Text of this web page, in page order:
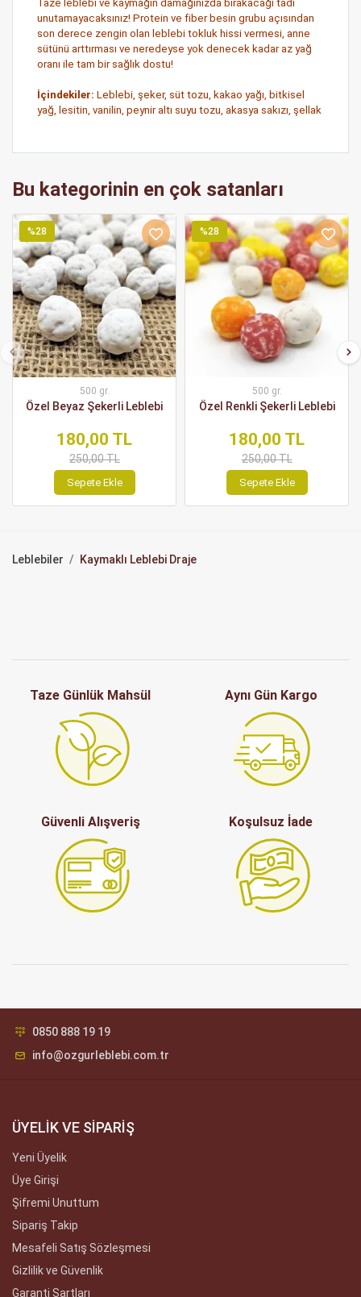
Taze leblebi ve kaymağın damağınızda bırakacağı tadı
unutamayacaksınız! Protein ve fiber besin grubu açısından
son derece zengin olan leblebi tokluk hissi vermesi, anne
sütünü arttırması ve neredeyse yok denecek kadar az yağ
oranı ile tam bir sağlık dostu!
İçindekiler: Leblebi, şeker, süt tozu, kakao yağı, bitkisel
yağ, lesitin, vanilin, peynir altı suyu tozu, akasya sakızı, şellak
Bu kategorinin en çok satanları
%28
500 gr.
Özel Beyaz Şekerli Leblebi
180,00 TL
250,00 TL
Sepete Ekle
%28
500 gr.
Özel Renkli Şekerli Leblebi
180,00 TL
250,00 TL
Sepete Ekle
Leblebiler Kaymaklı Leblebi Draje
Taze Günlük Mahsül Aynı Gün Kargo
Güvenli Alışveriş Koşulsuz İade
0850 888 19 19
info@ozgurleblebi.com.tr
ÜYELİK VE SİPARİŞ
Yeni Üyelik
Üye Girişi
Şifremi Unuttum
Sipariş Takip
Mesafeli Satış Sözleşmesi
Gizlilik ve Güvenlik
Garanti Şartları